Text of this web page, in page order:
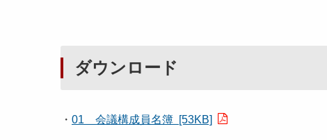
ダウンロード
・ 01 会議構成員名簿 [53KB]